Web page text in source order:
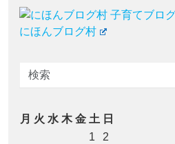
にほんブログ村
月 火 水 木 金 土 日
1
2